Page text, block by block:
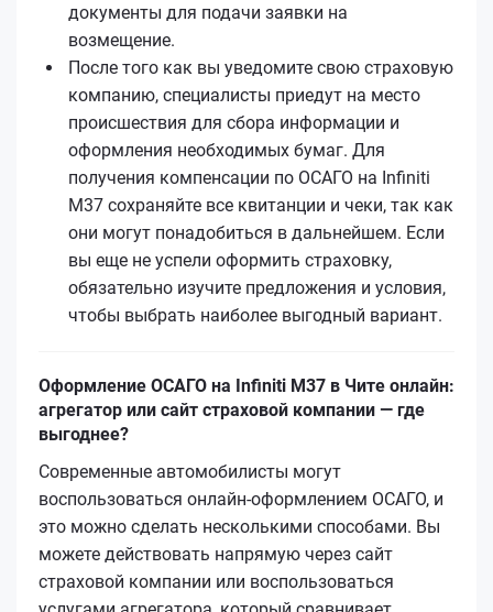
документы для подачи заявки на
возмещение.
После того как вы уведомите свою страховую
компанию, специалисты приедут на место
происшествия для сбора информации и
оформления необходимых бумаг. Для
получения компенсации по ОСАГО на Infiniti
M37 сохраняйте все квитанции и чеки, так как
они могут понадобиться в дальнейшем. Если
вы еще не успели оформить страховку,
обязательно изучите предложения и условия,
чтобы выбрать наиболее выгодный вариант.
Оформление ОСАГО на Infiniti M37 в Чите онлайн:
агрегатор или сайт страховой компании — где
выгоднее?
Современные автомобилисты могут
воспользоваться онлайн-оформлением ОСАГО, и
это можно сделать несколькими способами. Вы
можете действовать напрямую через сайт
страховой компании или воспользоваться